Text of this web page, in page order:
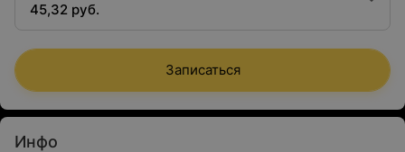
квалификационной категории
45,32 руб.
Записаться
Инфо